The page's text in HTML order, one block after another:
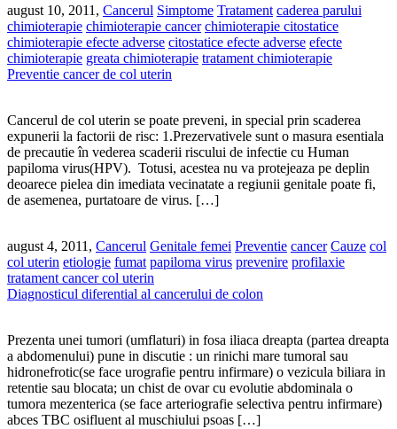
august 10, 2011, Cancerul Simptome Tratament caderea parului
chimioterapie chimioterapie cancer chimioterapie citostatice
chimioterapie efecte adverse citostatice efecte adverse efecte
chimioterapie greata chimioterapie tratament chimioterapie
Preventie cancer de col uterin
Cancerul de col uterin se poate preveni, in special prin scaderea
expunerii la factorii de risc: 1.Prezervativele sunt o masura esentiala
de precautie în vederea scaderii riscului de infectie cu Human
papiloma virus(HPV). Totusi, acestea nu va protejeaza pe deplin
deoarece pielea din imediata vecinatate a regiunii genitale poate fi,
de asemenea, purtatoare de virus. […]
august 4, 2011, Cancerul Genitale femei Preventie cancer Cauze col
col uterin etiologie fumat papiloma virus prevenire profilaxie
tratament cancer col uterin
Diagnosticul diferential al cancerului de colon
Prezenta unei tumori (umflaturi) in fosa iliaca dreapta (partea dreapta
a abdomenului) pune in discutie : un rinichi mare tumoral sau
hidronefrotic(se face urografie pentru infirmare) o vezicula biliara in
retentie sau blocata; un chist de ovar cu evolutie abdominala o
tumora mezenterica (se face arteriografie selectiva pentru infirmare)
abces TBC osifluent al muschiului psoas […]